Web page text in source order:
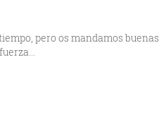
pero os mandamos buenas